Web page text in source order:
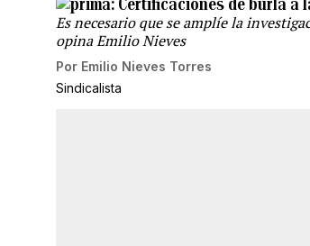
Certificaciones de burla a
Es necesario que se amplíe la
opina Emilio Nieves
Por Emilio Nieves Torres
Sindicalista